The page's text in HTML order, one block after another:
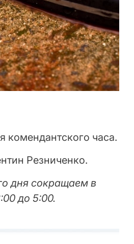
комендантского часа.
Резниченко.
дня сокращаем в
до 5:00.